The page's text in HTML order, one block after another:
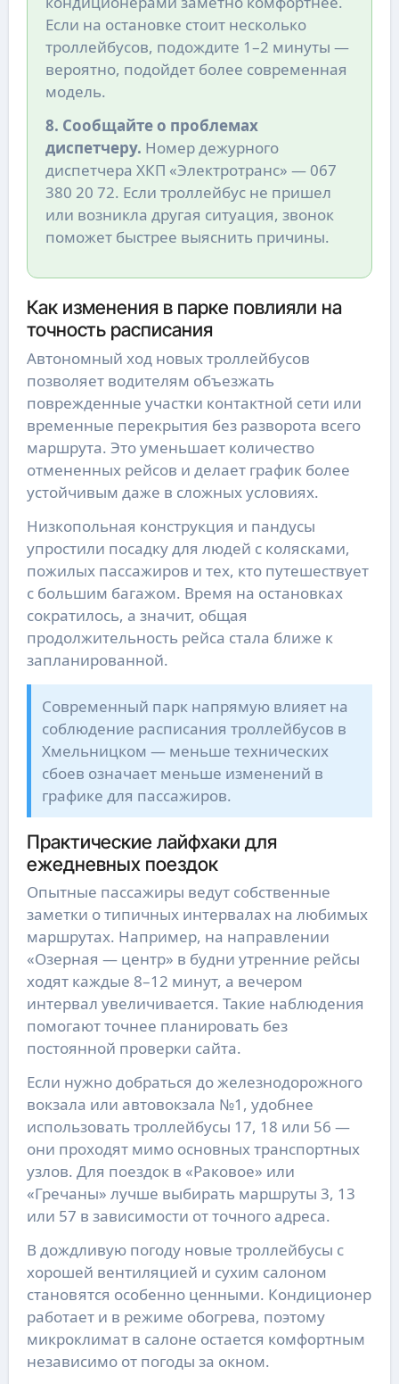
Если на остановке стоит несколько
троллейбусов, подождите 1–2 минуты —
вероятно, подойдет более современная
модель.
8. Сообщайте о проблемах
диспетчеру. Номер дежурного
диспетчера ХКП «Электротранс» — 067
380 20 72. Если троллейбус не пришел
или возникла другая ситуация, звонок
поможет быстрее выяснить причины.
Как изменения в парке повлияли на
точность расписания
Автономный ход новых троллейбусов
позволяет водителям объезжать
поврежденные участки контактной сети или
временные перекрытия без разворота всего
маршрута. Это уменьшает количество
отмененных рейсов и делает график более
устойчивым даже в сложных условиях.
Низкопольная конструкция и пандусы
упростили посадку для людей с колясками,
пожилых пассажиров и тех, кто путешествует
с большим багажом. Время на остановках
сократилось, а значит, общая
продолжительность рейса стала ближе к
запланированной.
Современный парк напрямую влияет на
соблюдение расписания троллейбусов в
Хмельницком — меньше технических
сбоев означает меньше изменений в
графике для пассажиров.
Практические лайфхаки для
ежедневных поездок
Опытные пассажиры ведут собственные
заметки о типичных интервалах на любимых
маршрутах. Например, на направлении
«Озерная — центр» в будни утренние рейсы
ходят каждые 8–12 минут, а вечером
интервал увеличивается. Такие наблюдения
помогают точнее планировать без
постоянной проверки сайта.
Если нужно добраться до железнодорожного
вокзала или автовокзала №1, удобнее
использовать троллейбусы 17, 18 или 56 —
они проходят мимо основных транспортных
узлов. Для поездок в «Раковое» или
«Гречаны» лучше выбирать маршруты 3, 13
или 57 в зависимости от точного адреса.
В дождливую погоду новые троллейбусы с
хорошей вентиляцией и сухим салоном
становятся особенно ценными. Кондиционер
работает и в режиме обогрева, поэтому
микроклимат в салоне остается комфортным
независимо от погоды за окном.